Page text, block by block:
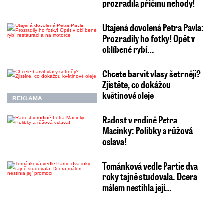
prozradila příčinu nehody!
Utajená dovolená Petra Pavla:
Prozradily ho fotky! Opět v
oblíbené rybí…
REKLAMA
Chcete barvit vlasy šetrněji?
Zjistěte, co dokážou
květinové oleje
Radost v rodině Petra
Macinky: Polibky a růžová
oslava!
Tománková vedle Partie dva
roky tajně studovala. Dcera
málem nestihla její…